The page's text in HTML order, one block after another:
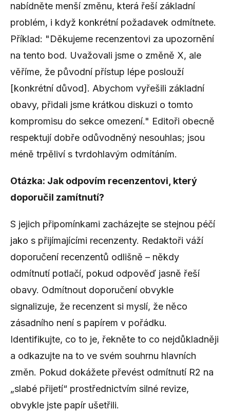
nabídněte menší změnu, která řeší základní
problém, i když konkrétní požadavek odmítnete.
Příklad: "Děkujeme recenzentovi za upozornění
na tento bod. Uvažovali jsme o změně X, ale
věříme, že původní přístup lépe poslouží
[konkrétní důvod]. Abychom vyřešili základní
obavy, přidali jsme krátkou diskuzi o tomto
kompromisu do sekce omezení." Editoři obecně
respektují dobře odůvodněný nesouhlas; jsou
méně trpěliví s tvrdohlavým odmítáním.
Otázka: Jak odpovím recenzentovi, který
doporučil zamítnutí?
S jejich připomínkami zacházejte se stejnou péčí
jako s přijímajícími recenzenty. Redaktoři váží
doporučení recenzentů odlišně – někdy
odmítnutí potlačí, pokud odpověď jasně řeší
obavy. Odmítnout doporučení obvykle
signalizuje, že recenzent si myslí, že něco
zásadního není s papírem v pořádku.
Identifikujte, co to je, řekněte to co nejdůkladněji
a odkazujte na to ve svém souhrnu hlavních
změn. Pokud dokážete převést odmítnutí R2 na
„slabé přijetí“ prostřednictvím silné revize,
obvykle jste papír ušetřili.